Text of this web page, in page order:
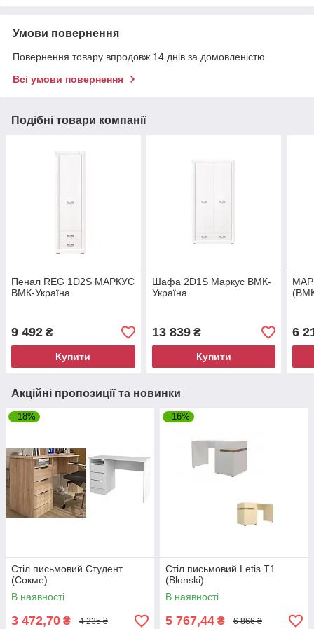
Умови повернення
Повернення товару впродовж 14 днів за домовленістю
Всі умови повернення
Подібні товари компанії
Пенал REG 1D2S МАРКУС
ВМК-Україна
9 492 ₴
Купити
Шафа 2D1S Маркус ВМК-
Україна
13 839₴
Купити
6
Акційні пропозиції та новинки
–18%
Стіл письмовий Студент
(Сокме)
В наявності
3 472,70 ₴ 4 235 ₴
–16%
Стіл письмовий Letis T1
(Blonski)
В наявності
5 767,44 ₴ 6 866 ₴